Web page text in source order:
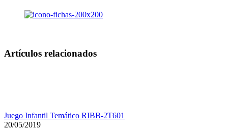
Artículos relacionados
Juego Infantil Temático RIBB-2T601
20/05/2019